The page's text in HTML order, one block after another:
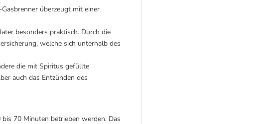
überzeugt mit einer
besonders praktisch. Durch die
welche sich unterhalb des
die mit Spiritus gefüllte
auch das Entzünden des
70 Minuten betrieben werden. Das